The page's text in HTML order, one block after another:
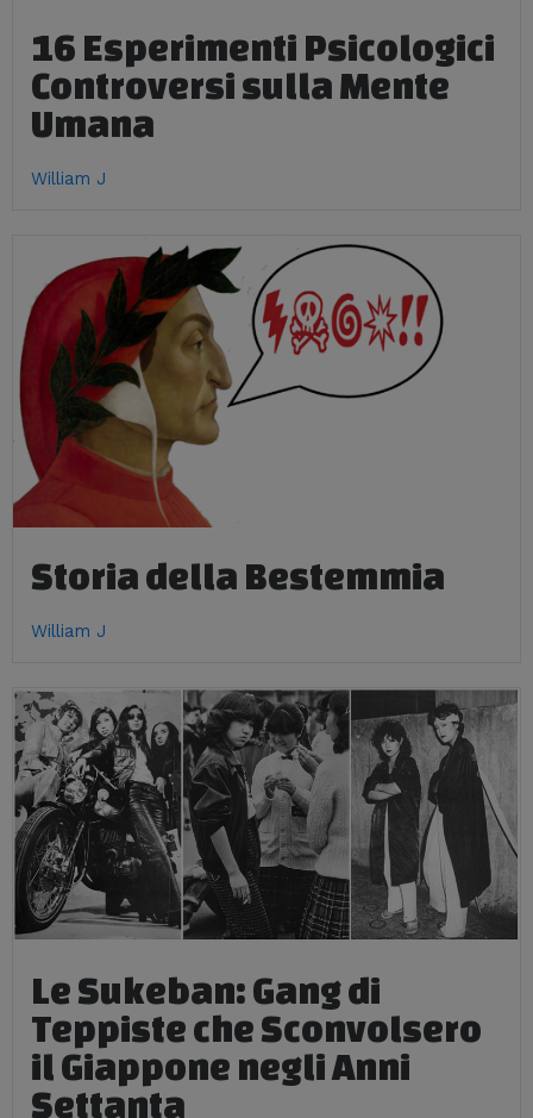
16 Esperimenti Psicologici
Controversi sulla Mente
Umana
William J
Storia della Bestemmia
William J
Le Sukeban: Gang di
Teppiste che Sconvolsero
il Giappone negli Anni
Settanta